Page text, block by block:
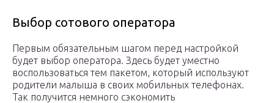
Выбор сотового оператора
Первым обязательным шагом перед настройкой
будет выбор оператора. Здесь будет уместно
воспользоваться тем пакетом, который используют
родители малыша в своих мобильных телефонах.
Так получится немного сэкономить